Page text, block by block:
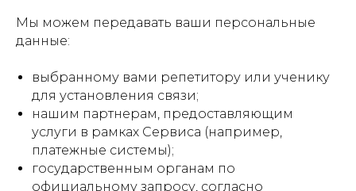
Мы можем передавать ваши персональные
данные:
выбранному вами репетитору или ученику
для установления связи;
нашим партнерам, предоставляющим
услуги в рамках Сервиса (например,
платежные системы);
государственным органам по
официальному запросу, согласно